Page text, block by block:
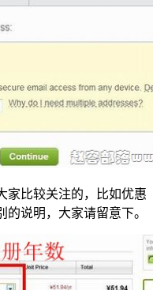
家比较关注的，比如优惠
说明，大家请留意下。